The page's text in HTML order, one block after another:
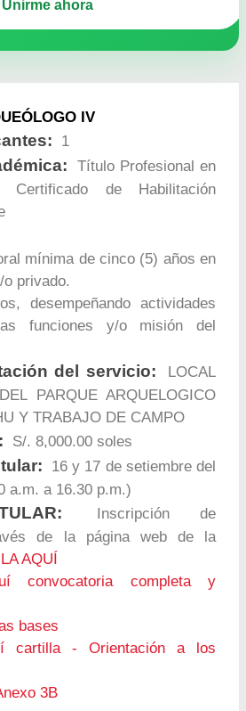
Unirme ahora
IV
1
Título Profesional en
Certificado de Habilitación
mínima de cinco (5) años en
privado.
desempeñando actividades
funciones y/o misión del
del servicio:
LOCAL
PARQUE ARQUELOGICO
Y TRABAJO DE CAMPO
S/. 8,000.00 soles
16 y 17 de setiembre del
a.m. a 16.30 p.m.)
Inscripción de
de la página web de la
AQUÍ
convocatoria completa y
bases
cartilla - Orientación a los
3B